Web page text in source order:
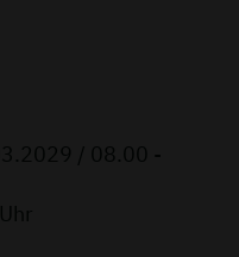
/ 08.00 -